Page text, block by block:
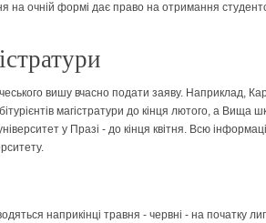
на очній формі дає право на отримання
вишу вчасно подати заяву. Наприклад,
магістратури до кінця лютого, а Вища
у Празі - до кінця квітня. Всю
наприкінці травня - червні - на початку